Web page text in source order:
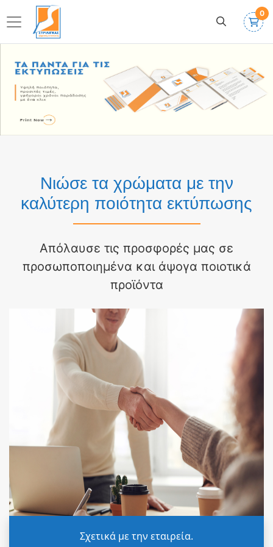
0
Νιώσε τα χρώματα με την
καλύτερη ποιότητα εκτύπωσης
Απόλαυσε τις προσφορές μας σε
προσωποποιημένα και άψογα ποιοτικά
προϊόντα
Σχετικά με την εταιρεία.